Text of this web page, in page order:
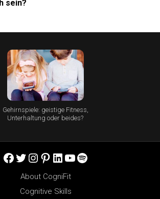
sein?
Gehirnspiele: geistige Fitness,
Unterhaltung oder beides?
Facebook
Twitter
Instagram
Pinterest
LinkedIn
YouTube
Spotify
About CogniFit
Cognitive Skills